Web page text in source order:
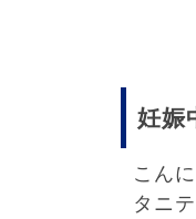
妊娠
こん
タニ